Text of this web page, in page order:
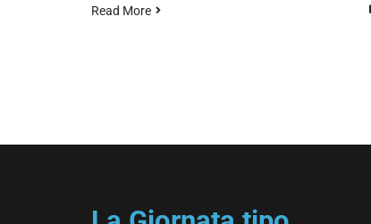
Read More